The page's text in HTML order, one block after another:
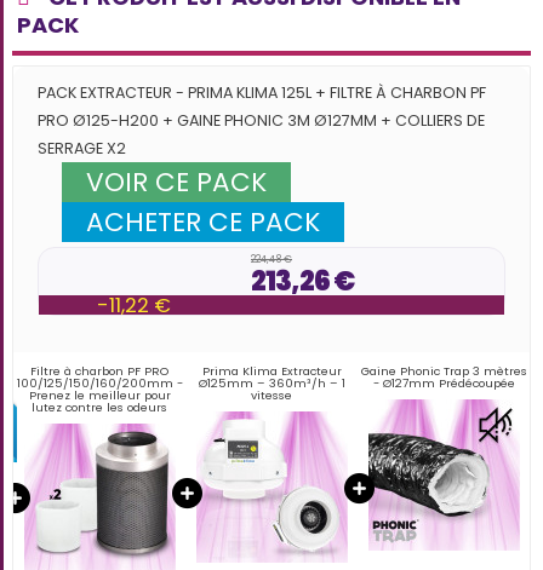
PACK
PACK EXTRACTEUR - PRIMA KLIMA 125L + FILTRE À CHARBON PF
PRO Ø125-H200 + GAINE PHONIC 3M Ø127MM + COLLIERS DE
SERRAGE X2
VOIR CE PACK
ACHETER CE PACK
213,26 €
-11,22 €
224,48 €
Filtre à charbon PF PRO
100/125/150/160/200mm -
Prenez le meilleur pour
lutez contre les odeurs
Prima Klima Extracteur
Ø125mm – 360m³/h – 1
vitesse
Gaine Phonic Trap 3 mètres
- Ø127mm Prédécoupée